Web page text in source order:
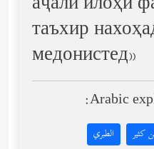
таъхир
медонистед»
Arabic
كثير الطبري